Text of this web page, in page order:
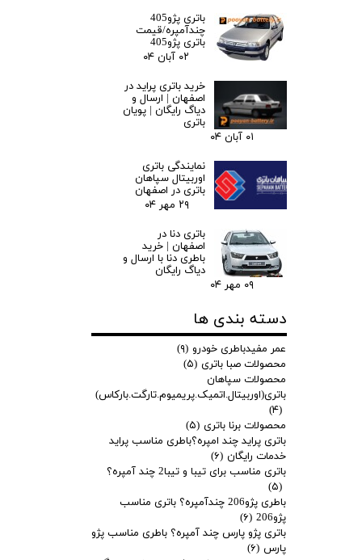
باتری پژو405
چندآمپره/قیمت
باتری پژو405
۰۲ آبان ۰۴
خرید باتری پراید در
اصفهان | ارسال و
دیاگ رایگان | پویان
باتری
۰۱ آبان ۰۴
نمایندگی باتری
اوربیتال سپاهان
باتری در اصفهان
۲۹ مهر ۰۴
باتری دنا در
اصفهان | خرید
باطری دنا با ارسال و
دیاگ رایگان
۰۹ مهر ۰۴
دسته بندی ها
عمر مفیدباطری خودرو (۹)
محصولات صبا باتری (۵)
محصولات سپاهان
باتری(اوربیتال.اتمیک.پریمیوم.تارگت.بارکاس)
(۴)
محصولات برنا باتری (۵)
باتری پراید چند امپره؟باطری مناسب پراید
خدمات رایگان (۶)
باتری مناسب برای تیبا و تیبا2 چند آمپره؟
(۵)
باطری پژو206 چندآمپره؟ باتری مناسب
پژو206
(۶)
باتری پژو پارس چند آمپره؟ باطری مناسب پژو
پارس (۶)